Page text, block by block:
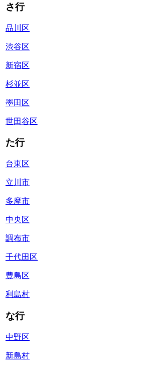
さ行
品川区
渋谷区
新宿区
杉並区
墨田区
世田谷区
た行
台東区
立川市
多摩市
中央区
調布市
千代田区
豊島区
利島村
な行
中野区
新島村